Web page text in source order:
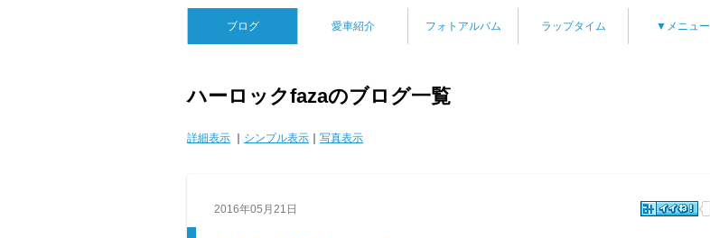
ブログ 愛車紹介 フォトアルバム ラップタイム ▼メニュー
ハーロックfazaのブログ一覧
詳細表示 シンプル表示 写真表示
2016年05月21日